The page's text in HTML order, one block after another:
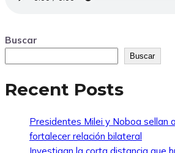
Buscar
Buscar
Recent Posts
Presidentes Milei y Noboa sellan
fortalecer relación bilateral